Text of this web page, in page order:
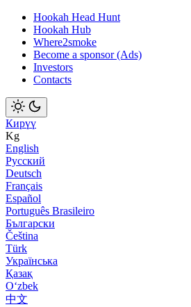
Hookah Head Hunt
Hookah Hub
Where2smoke
Become a sponsor (Ads)
Investors
Contacts
Кирүү
Kg
English
Русский
Deutsch
Français
Español
Português Brasileiro
Български
Čeština
Türk
Українська
Қазақ
Оʻzbek
中文